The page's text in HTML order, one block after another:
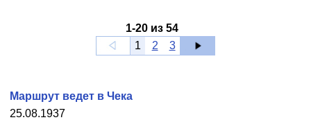
1-20из 54
1
2 3
25.08.1937
Маршрут ведет в Чека